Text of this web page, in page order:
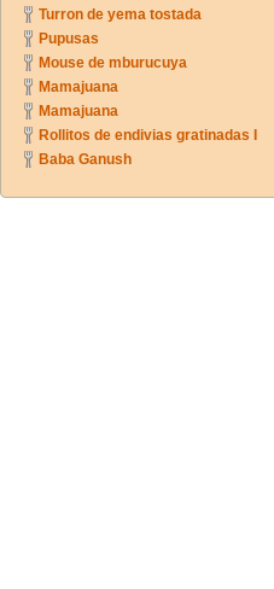
Turron de yema tostada
Pupusas
Mouse de mburucuya
Mamajuana
Mamajuana
Rollitos de endivias gratinadas I
Baba Ganush